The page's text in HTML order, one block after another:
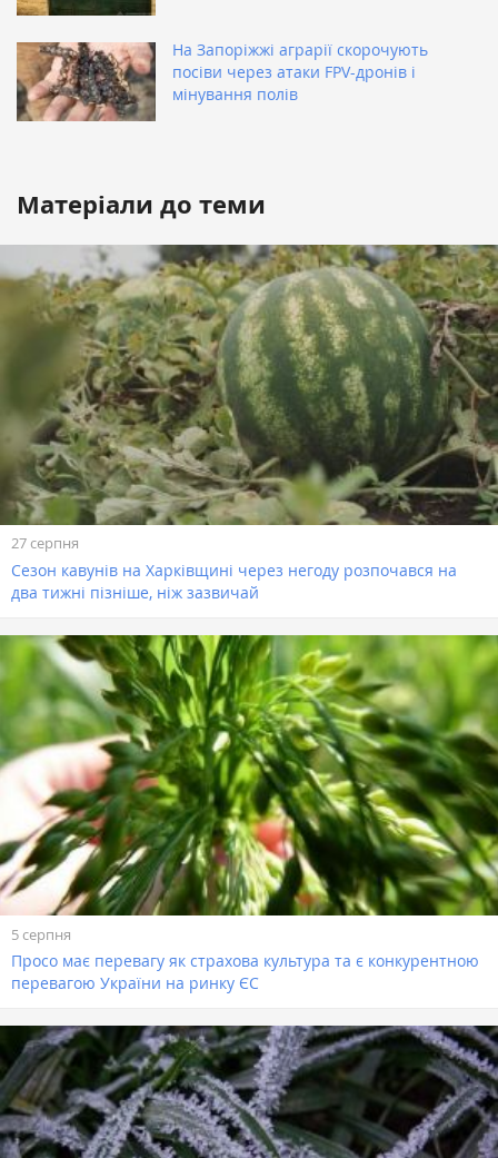
На Запоріжжі аграрії скорочують
посіви через атаки FPV-дронів і
мінування полів
Матеріали до теми
27 серпня
Сезон кавунів на Харківщині через негоду розпочався на
два тижні пізніше, ніж зазвичай
5 серпня
Просо має перевагу як страхова культура та є конкурентною
перевагою України на ринку ЄС